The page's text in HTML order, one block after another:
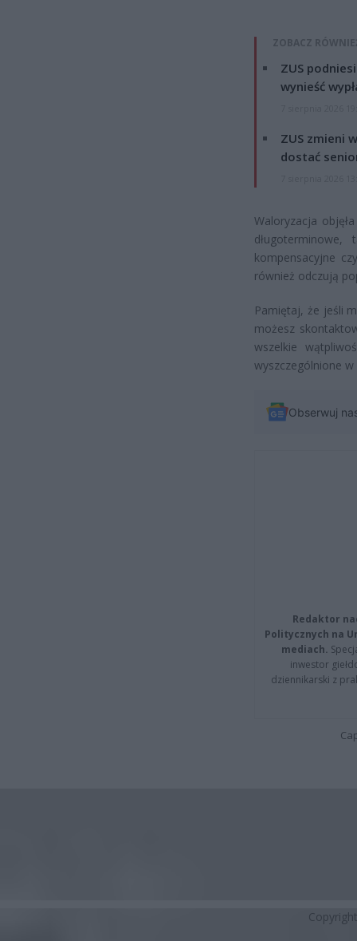
ZOBACZ
ZUS
wynieść
ZUS zmieni
dostać
Waloryzacja
długoterminowe,
kompensacyjne
również odczują
Pamiętaj, że jeśli
możesz
wszelkie
wyszczególnione
Obserwuj
Redaktor
Politycznych na
mediach.
inwestor
dziennikarski z